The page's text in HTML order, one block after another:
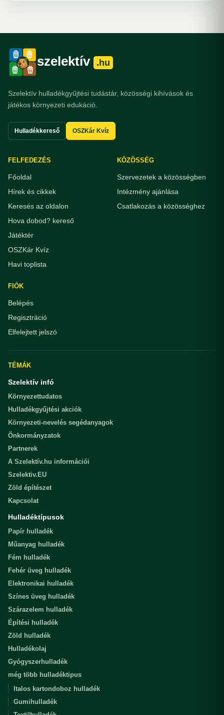
szelektív .hu
Szelektív hulladékgyűjtési tudástár, közösségi kihívások és
játékos környezeti edukáció.
Hulladékkereső OSZKár Kvíz
FELFEDEZÉS
Főoldal
Hírek és cikkek
Keresés az oldalon
Hova dobod? kereső
Játéktér
OSZKár Kvíz
Havi toplista
KÖZÖSSÉG
Szervezetek a közösségben
Intézmény ajánlása
Csatlakozás a közösséghez
FIÓK
Belépés
Regisztráció
Elfelejtett jelszó
TÉMÁK
Szelektív infó
Környezettudatos
Hulladékgyűjtési akciók
Környezeti-nevelés segédanyagok
Önkormányzatok
Partnerek
A Szelektív.hu információi
Szelektiv.EU
Zöld építészet
Kapcsolat
Hulladéktípusok
Papír hulladék
Műanyag hulladék
Fém hulladék
Fehér üveg hulladék
Elektronikai hulladék
Színes üveg hulladék
Szárazelem hulladék
Építési hulladék
Zöld hulladék
Hulladékolaj
Gyógyszerhulladék
még több hulladéktipus
Italos kartondoboz hulladék
Gumihulladék